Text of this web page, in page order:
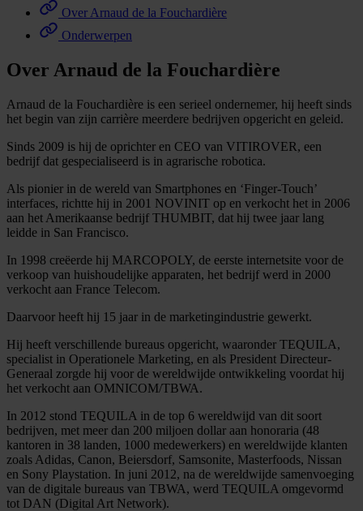
Over Arnaud de la Fouchardière
Onderwerpen
Over Arnaud de la Fouchardière
Arnaud de la Fouchardière is een serieel ondernemer, hij heeft sinds
het begin van zijn carrière meerdere bedrijven opgericht en geleid.
Sinds 2009 is hij de oprichter en CEO van VITIROVER, een
bedrijf dat gespecialiseerd is in agrarische robotica.
Als pionier in de wereld van Smartphones en ‘Finger-Touch’
interfaces, richtte hij in 2001 NOVINIT op en verkocht het in 2006
aan het Amerikaanse bedrijf THUMBIT, dat hij twee jaar lang
leidde in San Francisco.
In 1998 creëerde hij MARCOPOLY, de eerste internetsite voor de
verkoop van huishoudelijke apparaten, het bedrijf werd in 2000
verkocht aan France Telecom.
Daarvoor heeft hij 15 jaar in de marketingindustrie gewerkt.
Hij heeft verschillende bureaus opgericht, waaronder TEQUILA,
specialist in Operationele Marketing, en als President Directeur-
Generaal zorgde hij voor de wereldwijde ontwikkeling voordat hij
het verkocht aan OMNICOM/TBWA.
In 2012 stond TEQUILA in de top 6 wereldwijd van dit soort
bedrijven, met meer dan 200 miljoen dollar aan honoraria (48
kantoren in 38 landen, 1000 medewerkers) en wereldwijde klanten
zoals Adidas, Canon, Beiersdorf, Samsonite, Masterfoods, Nissan
en Sony Playstation. In juni 2012, na de wereldwijde samenvoeging
van de digitale bureaus van TBWA, werd TEQUILA omgevormd
tot DAN (Digital Art Network).